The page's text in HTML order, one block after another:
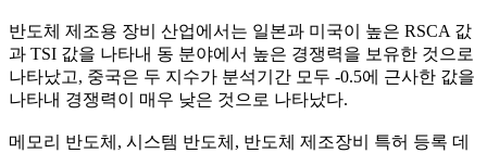
반도체 제조용 장비 산업에서는 일본과 미국이 높은 RSCA 값
과 TSI 값을 나타내 동 분야에서 높은 경쟁력을 보유한 것으로
나타났고, 중국은 두 지수가 분석기간 모두 -0.5에 근사한 값을
나타내 경쟁력이 매우 낮은 것으로 나타났다.
메모리 반도체, 시스템 반도체, 반도체 제조장비 특허 등록 데